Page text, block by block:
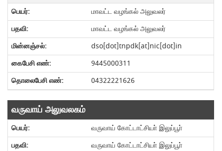
மாவட்ட வழங்கல் அலுவலர்
மாவட்ட வழங்கல் அலுவலர்
dso[dot]tnpdk[at]nic[dot]in
9445000311
04322221626
வருவாய் அலுவலகம்
வருவாய் கோட்டாட்சியா் இலுப்பூா்
வருவாய் கோட்டாட்சியா் இலுப்பூா்